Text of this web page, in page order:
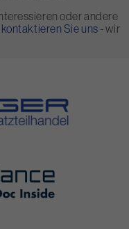
oder andere
kontaktieren Sie uns- wir